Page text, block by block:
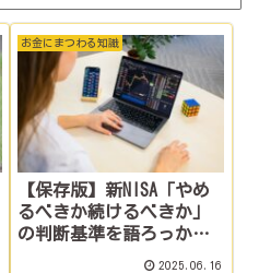
お金にまつわる知識
【保存版】新NISA「やめ
るべきか続けるべきか」
の判断基準を語ろっか
2025.06.16